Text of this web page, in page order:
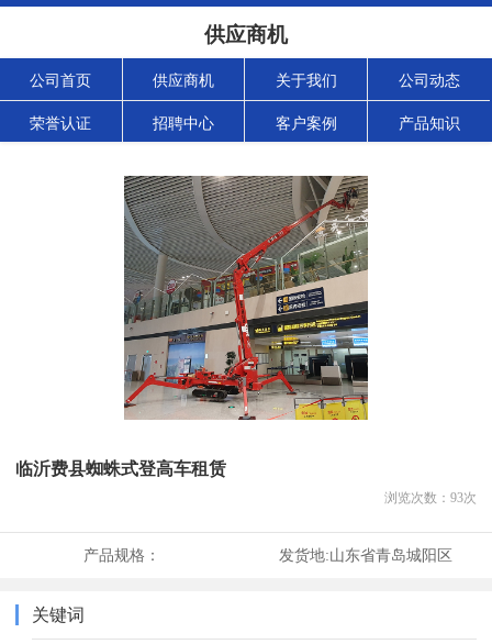
供应商机
公司首页 供应商机 关于我们 公司动态
荣誉认证 招聘中心 客户案例 产品知识
临沂费县蜘蛛式登高车租赁
浏览次数： 93次
产品规格： 发货地:山东省青岛城阳区
关键词